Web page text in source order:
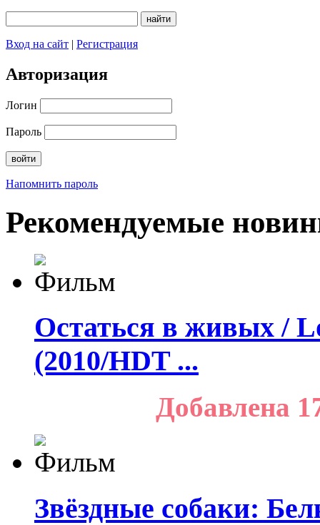
Вход на сайт | Регистрация
Авторизация
Логин
Пароль
Напомнить пароль
Рекомендуемые
Остаться в живых /
(2010/HDT ...
Добавлена
Звёздные собаки: